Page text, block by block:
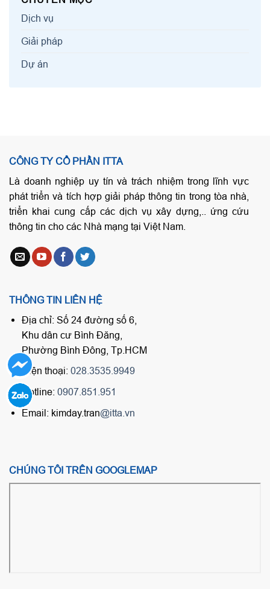
Dịch vụ
Giải pháp
Dự án
CÔNG TY CỔ PHẦN ITTA
Là doanh nghiệp uy tín và trách nhiệm trong lĩnh vực
phát triển và tích hợp giải pháp thông tin trong tòa nhà,
triển khai cung cấp các dịch vụ xây dựng,.. ứng cứu
thông tin cho các Nhà mạng tại Việt Nam.
THÔNG TIN LIÊN HỆ
Địa chỉ: Số 24 đường số 6,
Khu dân cư Bình Đăng,
Phường Bình Đông, Tp.HCM
Điện thoại: 028.3535.9949
Hotline: 0907.851.951
Email: kimday.tran@itta.vn
CHÚNG TÔI TRÊN GOOGLEMAP